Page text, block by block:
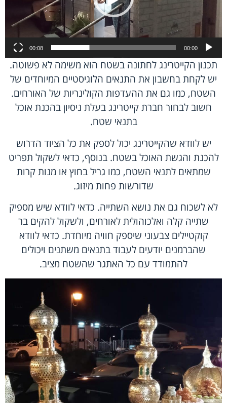
00:00
00:08
תכנון הקייטרינג לחתונה בשטח הוא משימה לא פשוטה.
יש לקחת בחשבון את התנאים הלוגיסטיים המיוחדים של
השטח, כמו גם את ההעדפות הקולינריות של האורחים.
חשוב לבחור חברת קייטרינג בעלת ניסיון בהכנת אוכל
בתנאי שטח.
יש לוודא שהקייטרינג יכול לספק את כל הציוד הדרוש
להכנת והגשת האוכל בשטח. בנוסף, כדאי לשקול תפריט
שמתאים לתנאי השטח, כמו גריל בחוץ או מנות קרות
שדורשות פחות מיזוג.
לא לשכוח גם את נושא השתייה. כדאי לוודא שיש מספיק
שתייה קלה ואלכוהולית לאורחים, ולשקול להקים בר
קוקטיילים צבעוני שיספק חוויה מיוחדת. כדאי לוודא
שהברמנים יודעים לעבוד בתנאים משתנים ויכולים
להתמודד עם כל האתגר שהשטח מציב.